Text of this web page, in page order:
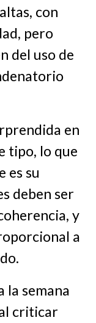
con
pero
del uso de
en
tipo, lo que
es su
deben ser
y
a
la semana
criticar